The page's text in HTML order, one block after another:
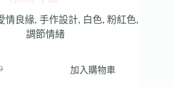
情良緣,手作設計, 白色,粉紅色,
調節情緒
加入購物車